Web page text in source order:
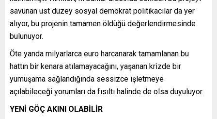
savunan üst düzey sosyal demokrat politikacılar da yer
alıyor, bu projenin tamamen öldüğü değerlendirmesinde
bulunuyor.
Öte yanda milyarlarca euro harcanarak tamamlanan bu
hattın bir kenara atılamayacağını, yaşanan krizde bir
yumuşama sağlandığında sessizce işletmeye
açılabileceği yorumları da fısıltı halinde de olsa duyuluyor.
YENİ GÖÇ AKINI OLABİLİR